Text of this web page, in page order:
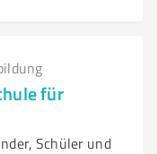
für
Schüler und